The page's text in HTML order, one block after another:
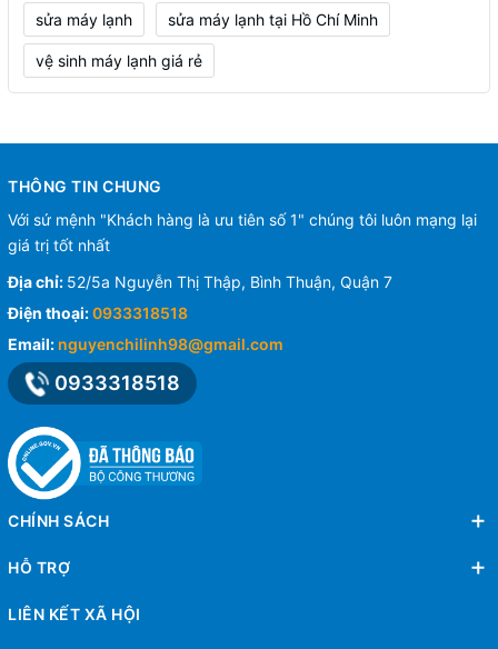
sửa máy lạnh sửa máy lạnh tại Hồ Chí Minh
vệ sinh máy lạnh giá rẻ
THÔNG TIN CHUNG
Với sứ mệnh "Khách hàng là ưu tiên số 1" chúng tôi luôn mạng lại
giá trị tốt nhất
Địa chỉ: 52/5a Nguyễn Thị Thập, Bình Thuận, Quận 7
Điện thoại:0933318518
Email: nguyenchilinh98@gmail.com
0933318518
CHÍNH SÁCH
HỖ TRỢ
LIÊN KẾT XÃ HỘI